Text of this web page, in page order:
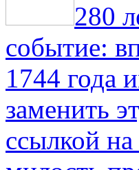
280
событие:
1744 года
заменить
ссылкой